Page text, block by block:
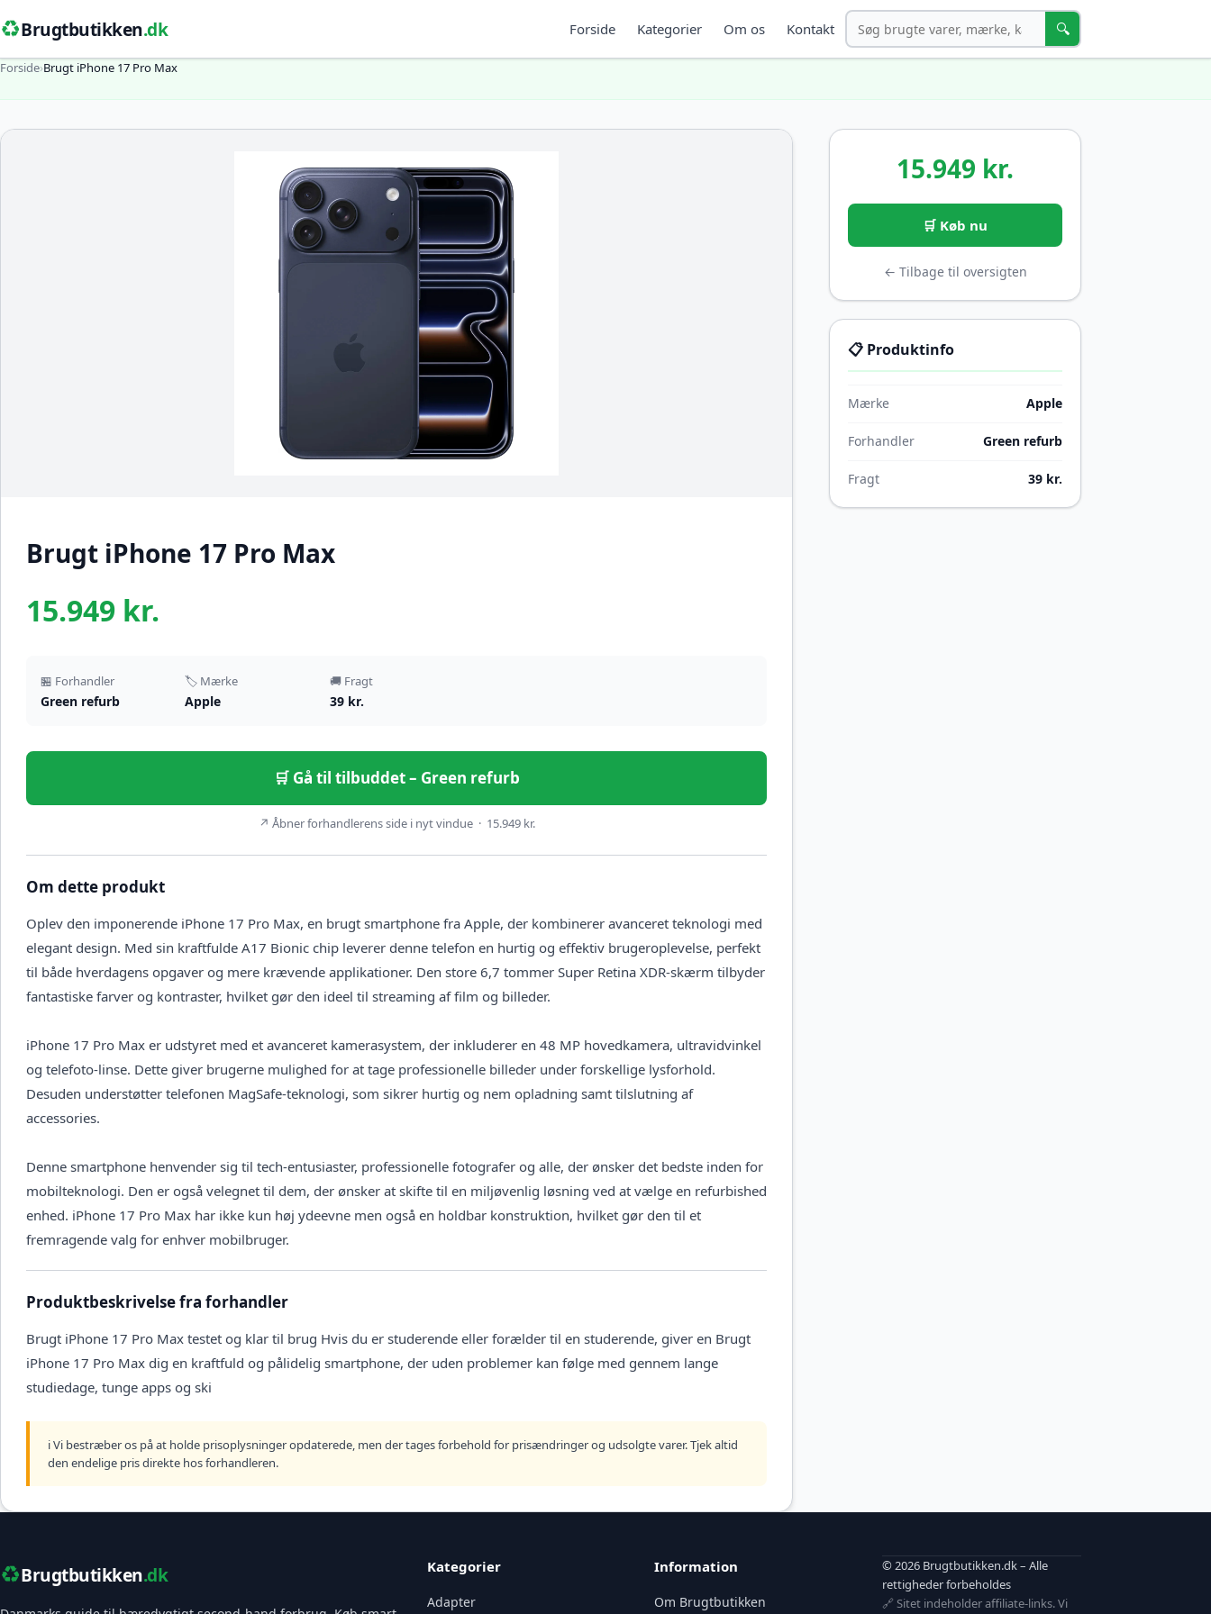
♻️Brugtbutikken.dk Forside Kategorier Om os Kontakt Søg 🔍
Forside›Brugt iPhone 17 Pro Max
Brugt iPhone 17 Pro Max
15.949 kr.
🏪 Forhandler
Green refurb
🏷️ Mærke
Apple
🚚 Fragt
39 kr.
🛒 Gå til tilbuddet – Green refurb
↗ Åbner forhandlerens side i nyt vindue · 15.949 kr.
Om dette produkt
Oplev den imponerende iPhone 17 Pro Max, en brugt smartphone fra Apple, der kombinerer avanceret teknologi med
elegant design. Med sin kraftfulde A17 Bionic chip leverer denne telefon en hurtig og effektiv brugeroplevelse, perfekt
til både hverdagens opgaver og mere krævende applikationer. Den store 6,7 tommer Super Retina XDR-skærm tilbyder
fantastiske farver og kontraster, hvilket gør den ideel til streaming af film og billeder.
iPhone 17 Pro Max er udstyret med et avanceret kamerasystem, der inkluderer en 48 MP hovedkamera, ultravidvinkel
og telefoto-linse. Dette giver brugerne mulighed for at tage professionelle billeder under forskellige lysforhold.
Desuden understøtter telefonen MagSafe-teknologi, som sikrer hurtig og nem opladning samt tilslutning af
accessories.
Denne smartphone henvender sig til tech-entusiaster, professionelle fotografer og alle, der ønsker det bedste inden for
mobilteknologi. Den er også velegnet til dem, der ønsker at skifte til en miljøvenlig løsning ved at vælge en refurbished
enhed. iPhone 17 Pro Max har ikke kun høj ydeevne men også en holdbar konstruktion, hvilket gør den til et
fremragende valg for enhver mobilbruger.
Produktbeskrivelse fra forhandler
Brugt iPhone 17 Pro Max testet og klar til brug Hvis du er studerende eller forælder til en studerende, giver en Brugt
iPhone 17 Pro Max dig en kraftfuld og pålidelig smartphone, der uden problemer kan følge med gennem lange
studiedage, tunge apps og ski
ℹ️ Vi bestræber os på at holde prisoplysninger opdaterede, men der tages forbehold for prisændringer og udsolgte varer. Tjek altid
den endelige pris direkte hos forhandleren.
15.949 kr.
🛒 Køb nu
← Tilbage til oversigten
📋 Produktinfo
Mærke Apple
Forhandler Green refurb
Fragt 39 kr.
♻️Brugtbutikken.dk Kategorier
Adapter
Information
Om Brugtbutikken
© 2026 Brugtbutikken.dk – Alle
rettigheder forbeholdes
🔗 Sitet indeholder affiliate-links. Vi